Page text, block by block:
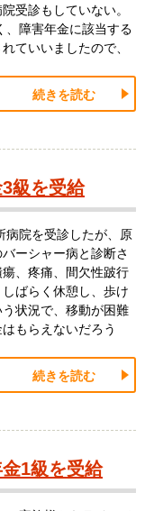
受診もしていない。
、障害年金に該当する
ていいましたので、
続きを読む
級を受給
病院を受診したが、原
ーシャー病と診断さ
、疼痛、間欠性跛行
ばらく休憩し、歩け
状況で、移動が困難
もらえないだろう
続きを読む
1級を受給